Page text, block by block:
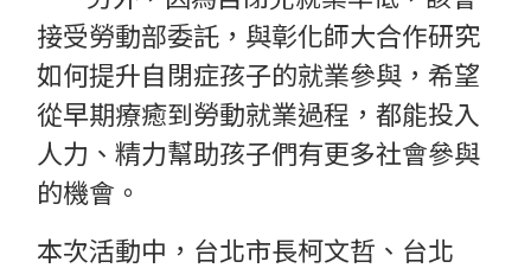
接受勞動部委託，與彰化師大合作研究
如何提升自閉症孩子的就業參與，希望
從早期療癒到勞動就業過程，都能投入
人力、精力幫助孩子們有更多社會參與
的機會。
本次活動中，台北市長柯文哲、台北